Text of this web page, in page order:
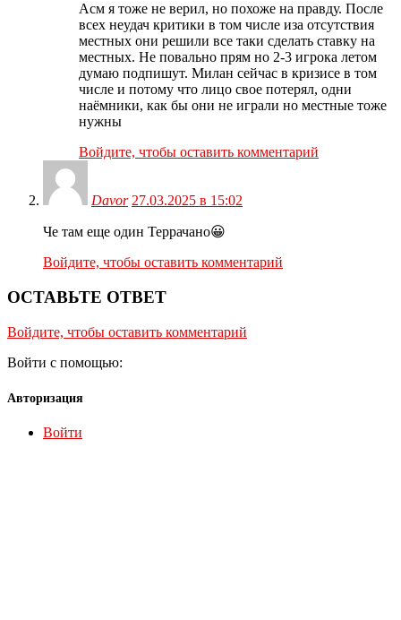
Асм я тоже не верил, но похоже на правду. После
всех неудач критики в том числе иза отсутствия
местных они решили все таки сделать ставку на
местных. Не повально прям но 2-3 игрока летом
думаю подпишут. Милан сейчас в кризисе в том
числе и потому что лицо свое потерял, одни
наёмники, как бы они не играли но местные тоже
нужны
Войдите, чтобы оставить комментарий
Davor 27.03.2025 в 15:02
Че там еще один Террачано😀
Войдите, чтобы оставить комментарий
ОСТАВЬТЕ ОТВЕТ
Войдите, чтобы оставить комментарий
Войти с помощью:
Авторизация
Войти